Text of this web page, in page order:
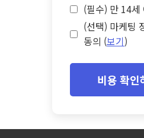
(필수) 만 14세
(선택) 마케팅
동의 (보기)
비용 확인